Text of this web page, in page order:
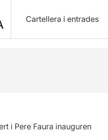
Cartellera i entrades
i Pere Faura inauguren